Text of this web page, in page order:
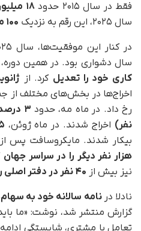
فقط در سال ۲۰۱۵ حدود
۱۸ میلیون دلار
سال ۲۰۲۵، این رقم به نزدیک
۱۰۰ میلیون دلار
سال دشواری بود. در همین
کاری خود را تعدیل کرد. از
اخراج‌ها در بخش‌های مختلف از
رخ داد. در ماه مه، حدود
نفر) اخراج شدند. در ماه ژوئن، ۳۰۵
بیکار شدند. مایکروسافت پس
هزار نفر دیگر را در سراسر جهان
نیز بیش از ۴۰ نفر در دفتر اصلی ردموند
نادلا درنامه سالانه خود به
گزارش منتشر شد، نوشت: «ما
تعامل با مشتری، شایستگی